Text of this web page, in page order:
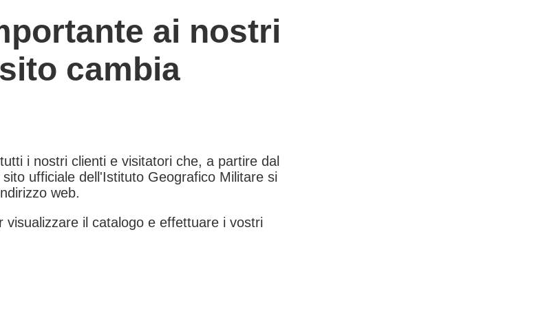
ai nostri
cambia
i nostri clienti e visitatori che, a partire dal
ufficiale dell'Istituto Geografico Militare si
web.
visualizzare il catalogo e effettuare i vostri